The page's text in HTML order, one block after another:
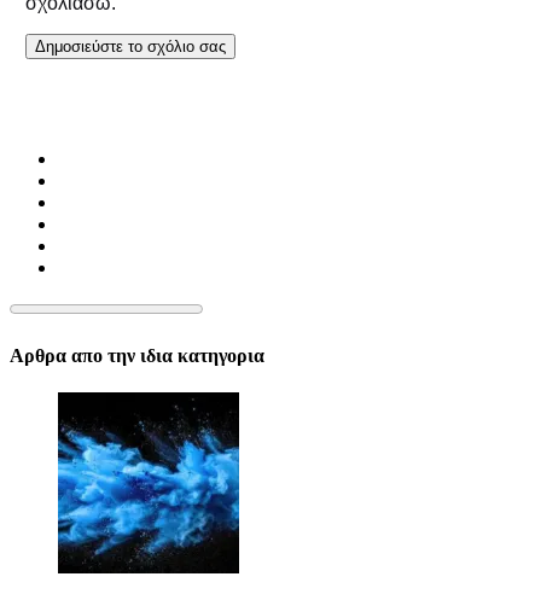
Αρθρα απο την ιδια κατηγορια